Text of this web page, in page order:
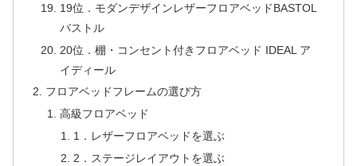
19位．モダンデザインレザーフロアベッドBASTOL
バストル
20位．棚・コンセント付きフロアベッド IDEAL ア
イディール
フロアベッドフレームの選び方
高級フロアベッド
1．レザーフロアベッドを選ぶ
2．ステージレイアウトを選ぶ